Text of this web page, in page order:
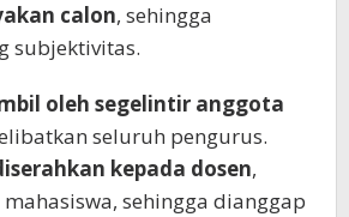
calon, sehingga
subjektivitas.
oleh segelintir anggota
seluruh pengurus.
kepada dosen,
sehingga dianggap